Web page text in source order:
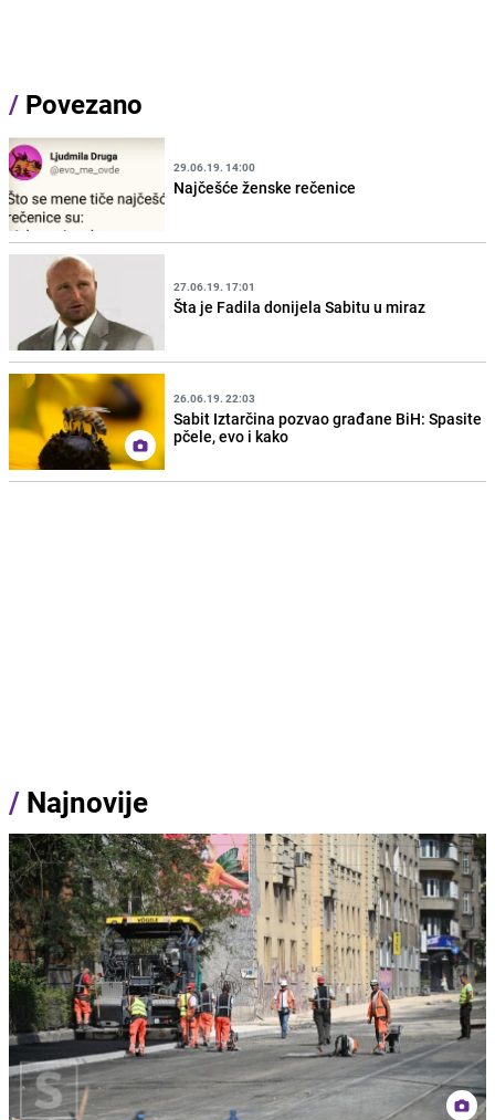
/ Povezano
29.06.19. 14:00
Najčešće ženske rečenice
27.06.19. 17:01
Šta je Fadila donijela Sabitu u miraz
26.06.19. 22:03
Sabit Iztarčina pozvao građane BiH: Spasite
pčele, evo i kako
/ Najnovije